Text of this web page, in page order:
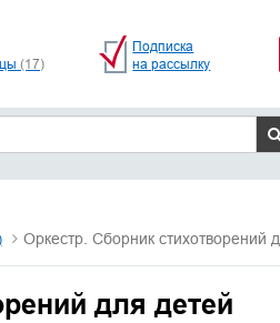
(17)
Подписка
на рассылку
Оркестр. Сборник стихотворений
для детей